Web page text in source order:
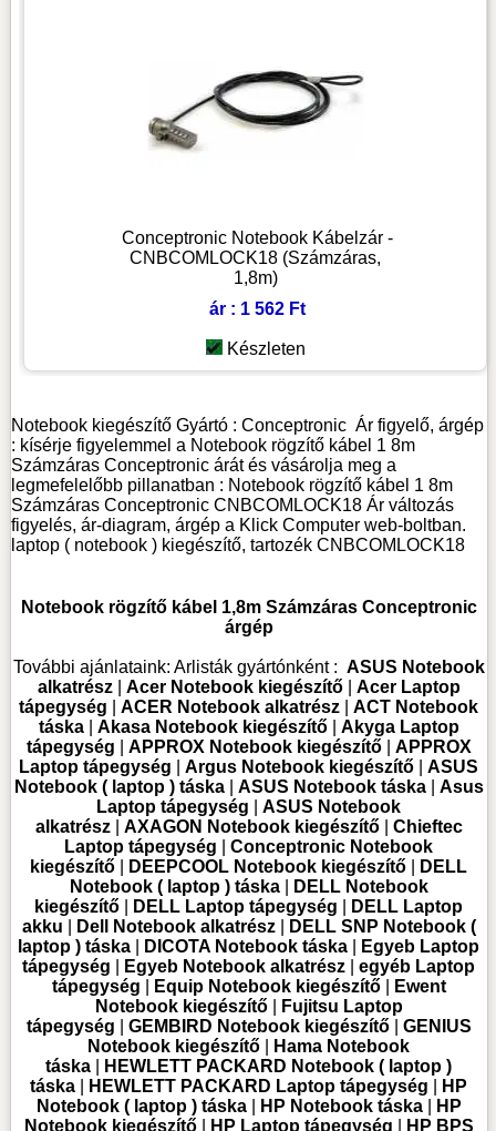
Conceptronic Notebook Kábelzár -
CNBCOMLOCK18 (Számzáras,
1,8m)
ár : 1 562 Ft
Készleten
Notebook kiegészítőGyártó : Conceptronic Ár figyelő, árgép
: kísérje figyelemmel a Notebook rögzítő kábel 1 8m
Számzáras Conceptronic árát és vásárolja meg a
legmefelelőbb pillanatban : Notebook rögzítő kábel 1 8m
Számzáras Conceptronic CNBCOMLOCK18 Ár változás
figyelés, ár-diagram, árgép a Klick Computer web-boltban.
laptop ( notebook ) kiegészítő, tartozék CNBCOMLOCK18
Notebook rögzítő kábel 1,8m Számzáras Conceptronic
árgép
További ajánlataink: Arlisták gyártónként : ASUS Notebook
alkatrész| Acer Notebook kiegészítő| Acer Laptop
tápegység |ACER Notebook alkatrész |ACT Notebook
táska| Akasa Notebook kiegészítő| Akyga Laptop
tápegység
APPROX Notebook kiegészítő| APPROX
Laptop tápegység |Argus Notebook kiegészítő |ASUS
Notebook ( laptop ) táska| ASUS Notebook táska| Asus
Laptop tápegység |ASUS Notebook
alkatrész| AXAGON Notebook kiegészítő| Chieftec
Laptop tápegység |Conceptronic Notebook
kiegészítő
DEEPCOOL Notebook kiegészítő
DELL
Notebook ( laptop ) táska|
DELL Notebook
kiegészítő
DELL Laptop tápegység
DELL Laptop
akku
Dell Notebook alkatrész|
DELL SNP Notebook (
laptop ) táska
DICOTA Notebook táska
Egyeb Laptop
tápegység
Egyeb Notebook alkatrész |egyéb Laptop
tápegység
Equip Notebook kiegészítő|
Ewent
Notebook kiegészítő|
Fujitsu Laptop
tápegység
GEMBIRD Notebook kiegészítő| GENIUS
Notebook kiegészítő
Hama Notebook
táska
HEWLETT PACKARD Notebook ( laptop )
táska
HEWLETT PACKARD Laptop tápegység
HP
Notebook ( laptop ) táska| HP Notebook táska|
HP
Notebook kiegészítő| HP Laptop tápegység HP BPS